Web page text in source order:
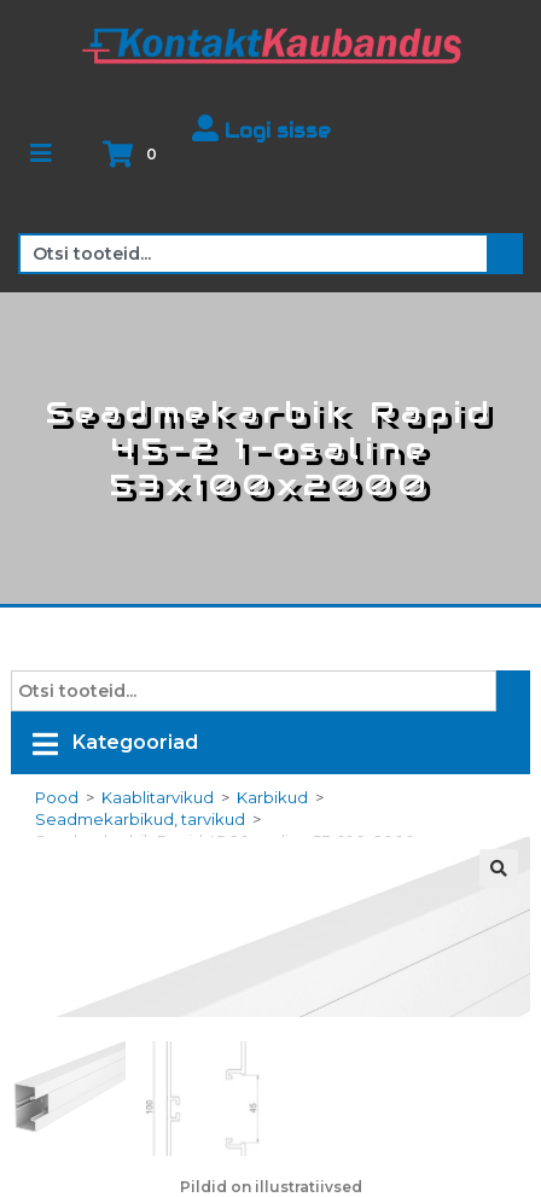
0
Logi sisse
Seadmekarbik Rapid
45-2 1-osaline
53x100x2000
Kategooriad
Pood > Kaablitarvikud > Karbikud >
Seadmekarbikud, tarvikud >
Seadmekarbik Rapid 45-2 1-osaline 53x100x2000
Pildid on illustratiivsed